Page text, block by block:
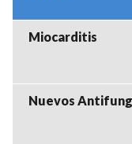
Miocarditis
Nuevos